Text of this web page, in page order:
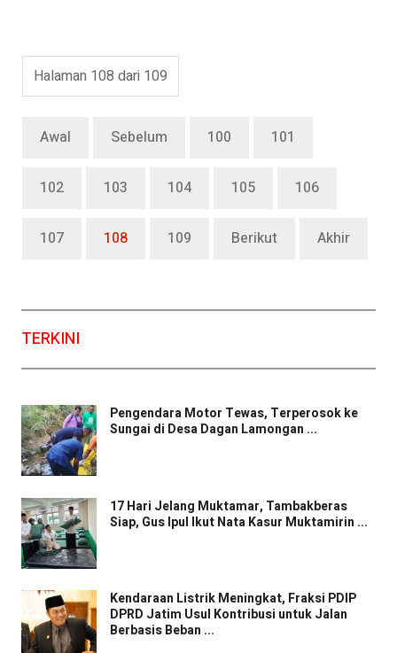
Halaman 108 dari 109
Awal Sebelum 100 101
102 103 104 105 106
107 108 109 Berikut Akhir
TERKINI
Pengendara Motor Tewas, Terperosok ke
Sungai di Desa Dagan Lamongan ...
17 Hari Jelang Muktamar, Tambakberas
Siap, Gus Ipul Ikut Nata Kasur Muktamirin ...
Kendaraan Listrik Meningkat, Fraksi PDIP
DPRD Jatim Usul Kontribusi untuk Jalan
Berbasis Beban ...